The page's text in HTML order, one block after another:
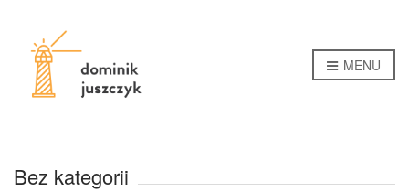
MENU
Bez kategorii